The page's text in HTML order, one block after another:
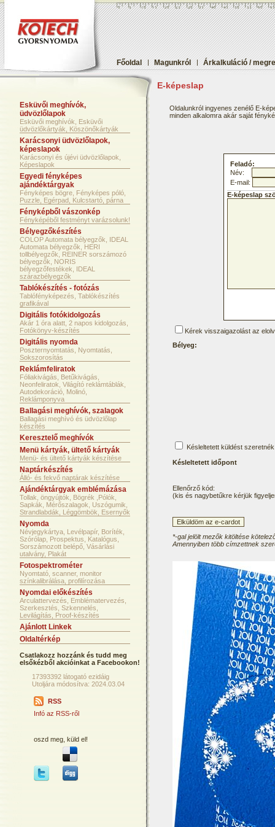
Főoldal | Magunkról | Árkalkuláció /
E-képeslap
Esküvői meghívók,
üdvözlőlapok
Esküvői meghívók, Esküvői
üdvözlőkártyák, Köszönőkártyák
Karácsonyi üdvözlőlapok,
képeslapok
Karácsonyi és újévi üdvözlőlapok,
Képeslapok
Egyedi fényképes
ajándéktárgyak
Fényképes bögre, Fényképes póló,
Puzzle, Egérpad, Kulcstartó, párna
Fényképből vászonkép
Fényképéből festményt varázsolunk!
Bélyegzőkészítés
COLOP Automata bélyegzők, IDEAL
Automata bélyegzők, HERI
tollbélyegzők, REINER sorszámozó
bélyegzők, NORIS
bélyegzőfestékek, IDEAL
szárazbélyegzők
Tablókészítés - fotózás
Tablófényképezés, Tablókészítés
grafikával
Digitális fotókidolgozás
Akár 1 óra alatt, 2 napos kidolgozás,
Fotókönyv-készítés
Digitális nyomda
Poszternyomtatás, Nyomtatás,
Sokszorosítás
Reklámfeliratok
Fóliakivágás, Betűkivágás,
Neonfeliratok, Világító reklámtáblák,
Autodekoráció, Molinó,
Reklámponyva
Ballagási meghívók, szalagok
Ballagási meghívó és üdvözlőlap
készítés
Keresztelő meghívók
Menü kártyák, ültető kártyák
Menü- és ültető kártyák készítése
Naptárkészítés
Álló- és fekvő naptárak készítése
Ajándéktárgyak emblémázása
Tollak, öngyújtók, Bögrék ,Pólók,
Sapkák, Mérőszalagok, Uszógumik,
Strandlabdák, Léggömbök, Esernyők
Nyomda
Névjegykártya, Levélpapír, Boríték,
Szórólap, Prospektus, Katalógus,
Sorszámozott belépő, Vásárlási
utalvány, Plakát
Fotospektrométer
Nyomtató, scanner, monitor
színkalibrálása, profilírozása
Nyomdai előkészítés
Arculattervezés, Emblématervezés,
Szerkesztés, Szkennelés,
Levilágítás, Proof-készítés
Ajánlott Linkek
Oldaltérkép
Csatlakozz hozzánk és tudd meg
elsőkézből akcióinkat a Facebookon!
17393392 látogató ezidáig
Utoljára módosítva: 2024.03.04
RSS
Infó az RSS-ről
oszd meg, küld el!
Oldalunkról ingyenes zenélő E-
minden alkalomra akár saját
Feladó:
Név:
E-mail:
E-képeslap
Kérek visszaigazolást az
Bélyeg:
Késleltetett küldést szeretnék
Késleltetett időpont
Ellenőrző kód:
(kis és nagybetűkre kérjük
*-gal jelölt mezők kitöltése
Amennyiben több címzettnek